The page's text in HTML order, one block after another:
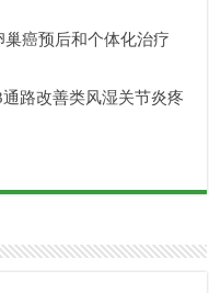
癌预后和个体化治疗
路改善类风湿关节炎疼